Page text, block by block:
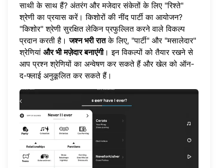
साथी के साथ हैं? अंतरंग और मजेदार संकेतों के लिए "रिश्ते"
श्रेणी का प्रयास करें। किशोरों की नींद पार्टी का आयोजन?
"किशोर" श्रेणी सुरक्षित लेकिन प्रफुल्लित करने वाले विकल्प
प्रदान करती है।जश्न भरी रातके लिए, "पार्टी" और "मसालेदार"
श्रेणियां और भी मज़ेदार बनाएंगी। इन विकल्पों को तैयार रखने से
आपप्रश्न श्रेणियों का अन्वेषण कर सकते हैं और खेल को ऑन-
द-फ्लाई अनुकूलित कर सकते हैं।